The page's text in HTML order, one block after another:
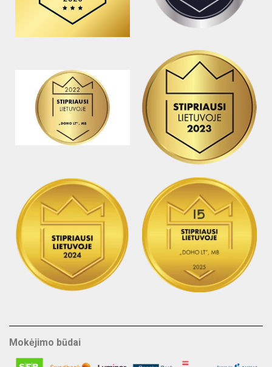
Mokėjimo būdai